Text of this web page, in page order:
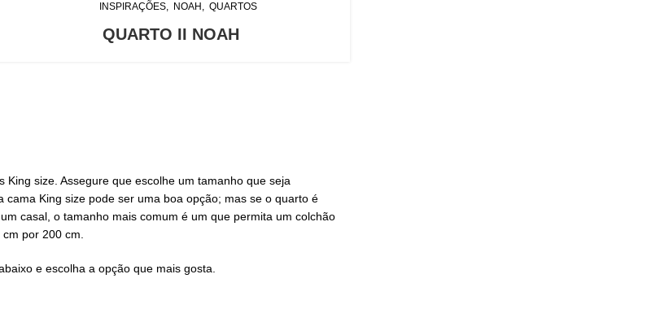
INSPIRAÇÕES NOAH QUARTOS
QUARTO II NOAH
size. Assegure que escolhe um tamanho que seja
King size pode ser uma boa opção; mas se o quarto é
casal, o tamanho mais comum é um que permita um colchão
por 200 cm.
e escolha a opção que mais gosta.